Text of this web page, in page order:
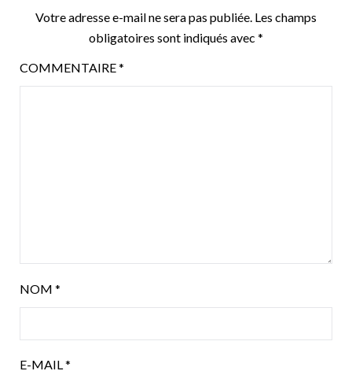
Votre adresse e-mail ne sera pas publiée. Les champs
obligatoires sont indiqués avec *
COMMENTAIRE*
NOM *
E-MAIL*